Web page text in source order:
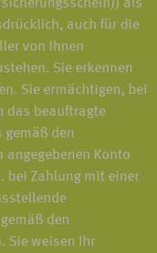
als
auch für die
von Ihnen
Sie erkennen
Sie ermächtigen, bei
das beauftragte
den
angegebenen Konto
bei Zahlung mit einer
den
Sie weisen Ihr